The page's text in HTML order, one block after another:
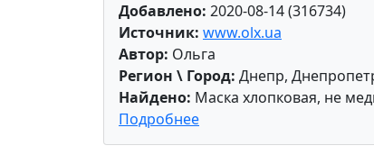
Добавлено: 2020-08-14 (316734)
Источник: www.olx.ua
Автор: Ольга
Регион \ Город: Днепр,
Найдено: Маска хлопковая, не
Подробнее